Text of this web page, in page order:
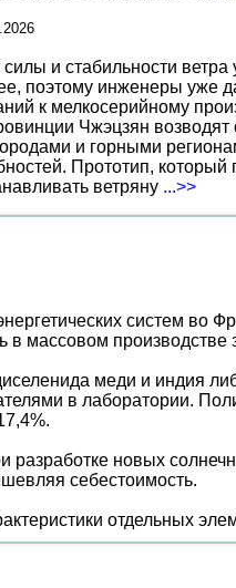
и стабильности
поэтому инженеры уже
к мелкосерийному
Чжэцзян
и горными
Прототип,
ветряну ...>>
систем во
в массовом производстве
меди и индия
в лаборатории.
разработке новых
себестоимость.
отдельных